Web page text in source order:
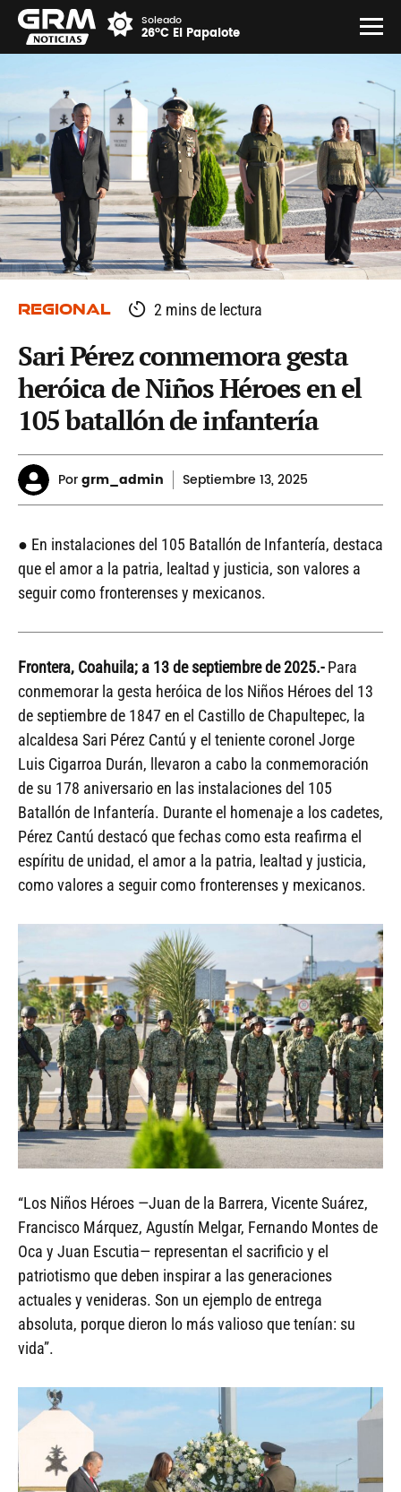
Soleado
26°C El Papalote
REGIONAL 2 mins de lectura
Sari Pérez conmemora gesta
heróica de Niños Héroes en el
105 batallón de infantería
Porgrm_admin Septiembre 13, 2025
● En instalaciones del 105 Batallón de Infantería, destaca
que el amor a la patria, lealtad y justicia, son valores a
seguir como fronterenses y mexicanos.
Frontera, Coahuila; a 13 de septiembre de 2025.-Para
conmemorar la gesta heróica de los Niños Héroes del 13
de septiembre de 1847 en el Castillo de Chapultepec, la
alcaldesa Sari Pérez Cantú y el teniente coronel Jorge
Luis Cigarroa Durán, llevaron a cabo la conmemoración
de su 178 aniversario en las instalaciones del 105
Batallón de Infantería. Durante el homenaje a los cadetes,
Pérez Cantú destacó que fechas como esta reafirma el
espíritu de unidad, el amor a la patria, lealtad y justicia,
como valores a seguir como fronterenses y mexicanos.
“Los Niños Héroes —Juan de la Barrera, Vicente Suárez,
Francisco Márquez, Agustín Melgar, Fernando Montes de
Oca y Juan Escutia— representan el sacrificio y el
patriotismo que deben inspirar a las generaciones
actuales y venideras. Son un ejemplo de entrega
absoluta, porque dieron lo más valioso que tenían: su
vida”.